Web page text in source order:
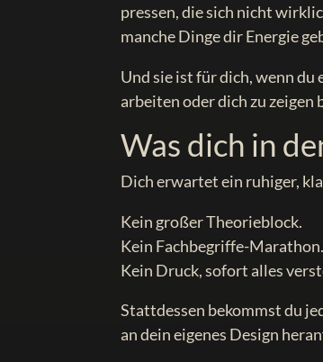
pressen, die sich nicht
manche Dinge dir Energie
Und sie ist für dich, wenn
arbeiten oder dich zu zeigen
Was dich in
Dich erwartet ein ruhiger,
Kein großer Theorieblock.
Kein Fachbegriffe-Marathon.
Kein Druck, sofort alles
Stattdessen bekommst du
an dein eigenes Design